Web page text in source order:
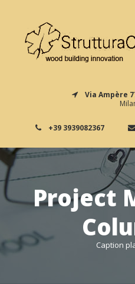
Via Ampère
+39 3939082367
Project
Caption